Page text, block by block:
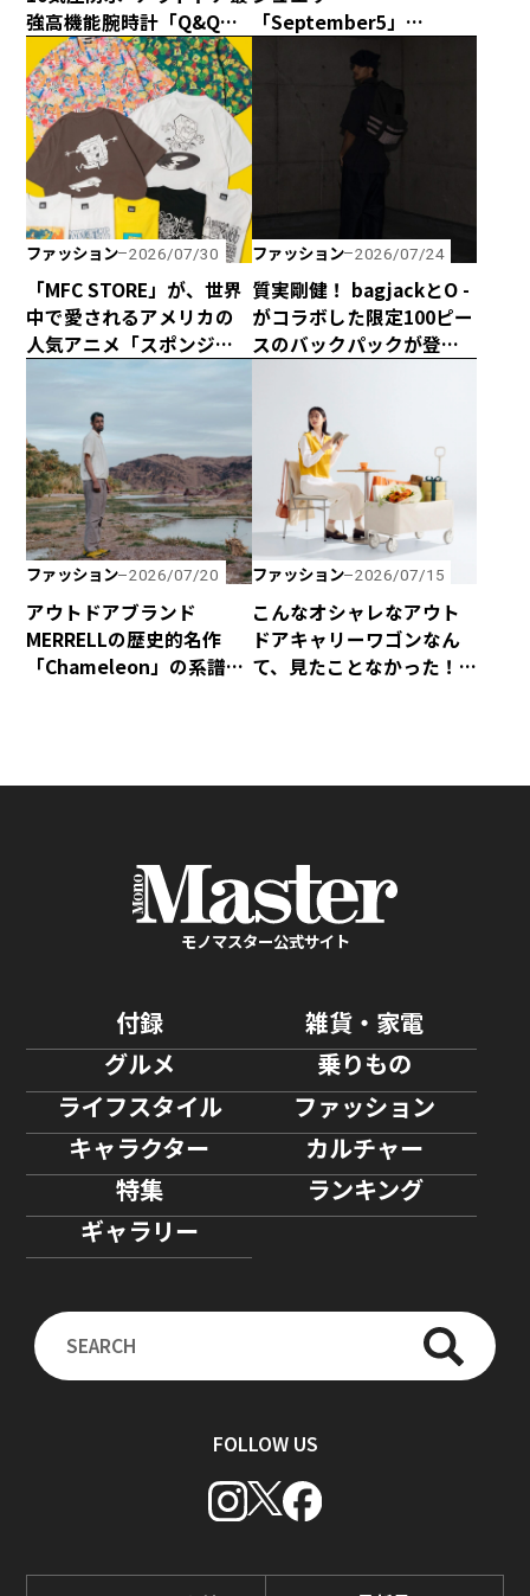
強高機能腕時計「Q&Q
Smile Solar × CAPTAIN
STAG」のダブル50周年記
念コラボウォッチが誕
生！
「September5」
の“September5 Number
Series”に新アイテムが登
場！ エシカルな輝きで
日常に寄り添う「ラボグ
ロウンダイヤモンド」の
魅力とは？
ファッション 2026/07/30
「MFC STORE」が、世界
中で愛されるアメリカの
人気アニメ「スポンジ・
ボブ」とコラボアイテム
ファッション 2026/07/24
質実剛健！ bagjackとO -
がコラボした限定100ピー
スのバックパックが登
ファッション 2026/07/20
アウトドアブランド
MERRELLの歴史的名作
「Chameleon」の系譜を
ファッション 2026/07/15
こんなオシャレなアウト
ドアキャリーワゴンなん
て、見たことなかった！
モノマスター公式サイト
付録
雑貨・家電
グルメ
乗りもの
ライフスタイル
ファッション
キャラクター
カルチャー
特集
ランキング
ギャラリー
FOLLOW US